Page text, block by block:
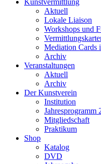
Aktuell
Lokale Liaison
Workshops und
Mediation Cards
Archiv
Veranstaltungen
Aktuell
Archiv
Der Kunstverein
Institution
Jahresprogramm
Mitgliedschaft
Praktikum
Shop
Katalog
DVD